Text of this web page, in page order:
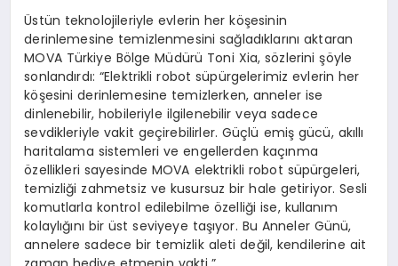
Üstün teknolojileriyle evlerin her köşesinin
derinlemesine temizlenmesini sağladıklarını aktaran
MOVA Türkiye Bölge Müdürü Toni Xia, sözlerini şöyle
sonlandırdı: “Elektrikli robot süpürgelerimiz evlerin her
köşesini derinlemesine temizlerken, anneler ise
dinlenebilir, hobileriyle ilgilenebilir veya sadece
sevdikleriyle vakit geçirebilirler. Güçlü emiş gücü, akıllı
haritalama sistemleri ve engellerden kaçınma
özellikleri sayesinde MOVA elektrikli robot süpürgeleri,
temizliği zahmetsiz ve kusursuz bir hale getiriyor. Sesli
komutlarla kontrol edilebilme özelliği ise, kullanım
kolaylığını bir üst seviyeye taşıyor. Bu Anneler Günü,
annelere sadece bir temizlik aleti değil, kendilerine ait